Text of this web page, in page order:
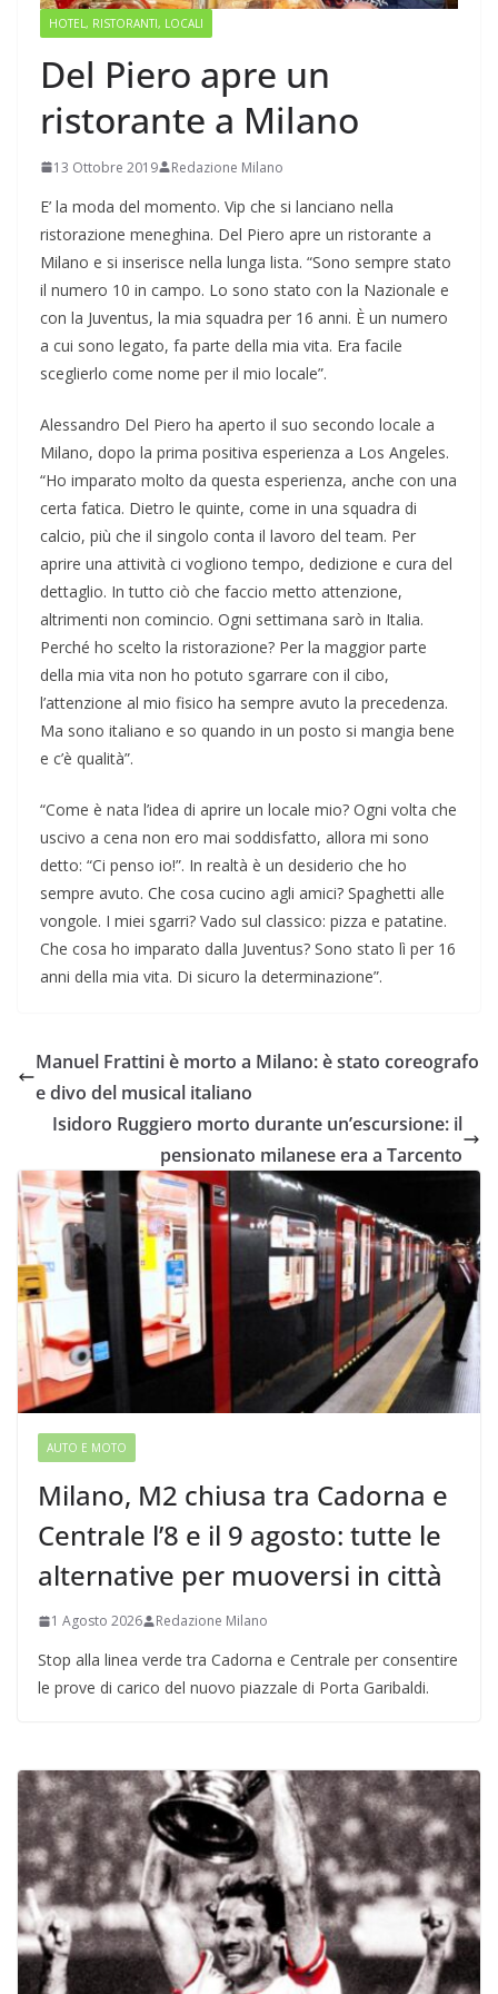
HOTEL, RISTORANTI, LOCALI
Del Piero apre un
ristorante a Milano
13 Ottobre 2019 Redazione Milano
E’ la moda del momento. Vip che si lanciano nella
ristorazione meneghina. Del Piero apre un ristorante a
Milano e si inserisce nella lunga lista. “Sono sempre stato
il numero 10 in campo. Lo sono stato con la Nazionale e
con la Juventus, la mia squadra per 16 anni. È un numero
a cui sono legato, fa parte della mia vita. Era facile
sceglierlo come nome per il mio locale”.
Alessandro Del Piero ha aperto il suo secondo locale a
Milano, dopo la prima positiva esperienza a Los Angeles.
“Ho imparato molto da questa esperienza, anche con una
certa fatica. Dietro le quinte, come in una squadra di
calcio, più che il singolo conta il lavoro del team. Per
aprire una attività ci vogliono tempo, dedizione e cura del
dettaglio. In tutto ciò che faccio metto attenzione,
altrimenti non comincio. Ogni settimana sarò in Italia.
Perché ho scelto la ristorazione? Per la maggior parte
della mia vita non ho potuto sgarrare con il cibo,
l’attenzione al mio fisico ha sempre avuto la precedenza.
Ma sono italiano e so quando in un posto si mangia bene
e c’è qualità”.
“Come è nata l’idea di aprire un locale mio? Ogni volta che
uscivo a cena non ero mai soddisfatto, allora mi sono
detto: “Ci penso io!”. In realtà è un desiderio che ho
sempre avuto. Che cosa cucino agli amici? Spaghetti alle
vongole. I miei sgarri? Vado sul classico: pizza e patatine.
Che cosa ho imparato dalla Juventus? Sono stato lì per 16
anni della mia vita. Di sicuro la determinazione”.
Manuel Frattini è morto a Milano: è stato coreografo
e divo del musical italiano
Isidoro Ruggiero morto durante un’escursione: il
pensionato milanese era a Tarcento
AUTO E MOTO
Milano, M2 chiusa tra Cadorna e
Centrale l’8 e il 9 agosto: tutte le
alternative per muoversi in città
1 Agosto 2026 Redazione Milano
Stop alla linea verde tra Cadorna e Centrale per consentire
le prove di carico del nuovo piazzale di Porta Garibaldi.